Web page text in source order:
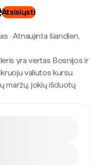
Atsisiųsti
· Atnaujinta šiandien,
yra vertas Bosnijos ir
valiutos kursu.
maržų, jokių išduotų